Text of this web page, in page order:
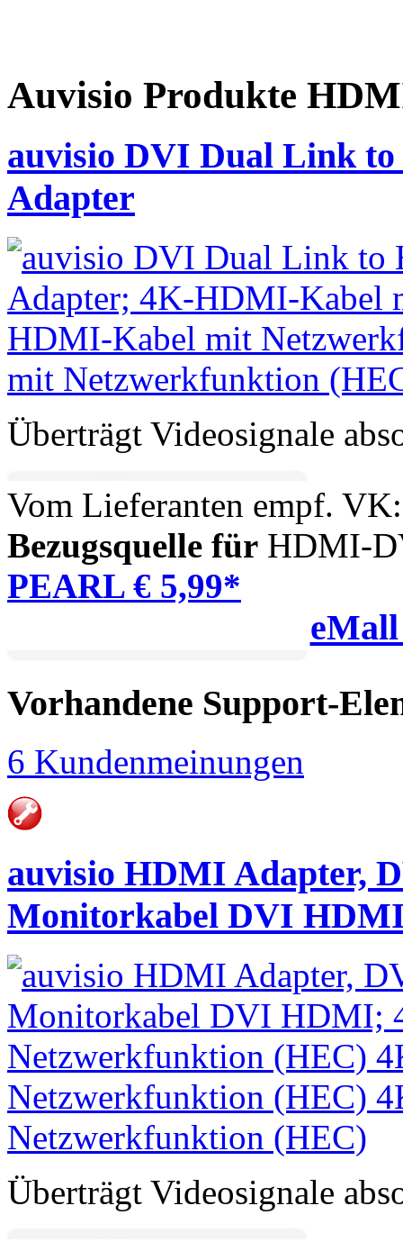
Auvisio Produkte
auvisio DVI Dual Link
Adapter
Überträgt Videosignale
Vom Lieferanten empf.
Bezugsquelle für HDMI-
PEARL € 5,99*
Vorhandene Support-
6 Kundenmeinungen
auvisio HDMI Adapter,
Monitorkabel DVI
Überträgt Videosignale